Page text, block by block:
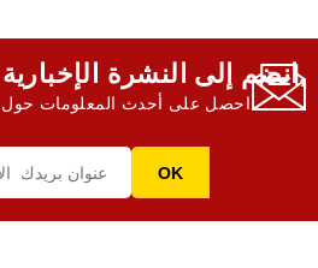
انضم إلى النشرة الإخبارية لدينا,
احصل على أحدث المعلومات حول